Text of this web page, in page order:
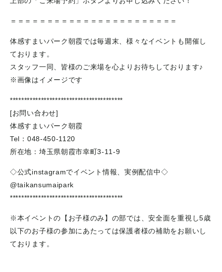
＝＝＝＝＝＝＝＝＝＝＝＝＝＝＝＝＝＝＝＝＝＝＝
体感すまいパーク朝霞では毎週末、様々なイベントも開催し
ております。
スタッフ一同、皆様のご来場を心よりお待ちしております♪
※画像はイメージです
****************************************
[お問い合わせ]
体感すまいパーク朝霞
Tel：048-450-1120
所在地：埼玉県朝霞市幸町3-11-9
◇公式instagramでイベント情報、実例配信中◇
@taikansumaipark
****************************************
※本イベントの【お子様のみ】の部では、安全面を重視し5歳
以下のお子様の参加にあたっては保護者様の補助をお願いし
ております。